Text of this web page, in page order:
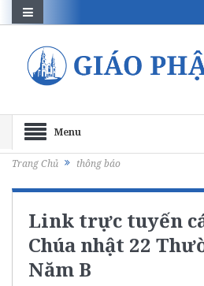
Menu
Trang Chủ thông báo
Link trực tuyến
Chúa nhật 22
Năm B